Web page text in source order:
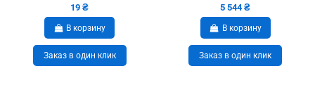
19 ₴
В корзину
Заказ в один клик
5 544 ₴
В корзину
Заказ в один клик